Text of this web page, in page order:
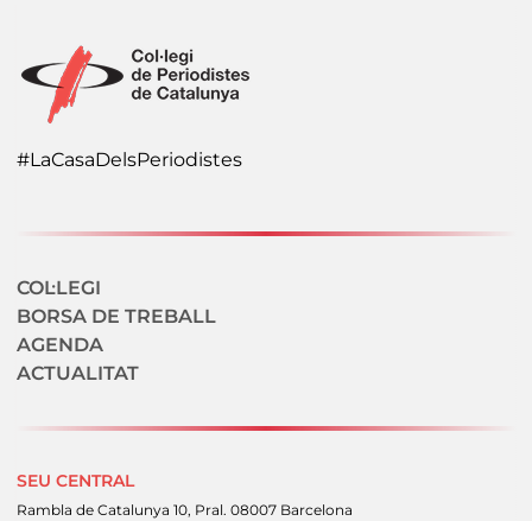
#LaCasaDelsPeriodistes
Navegació secundaria
COL·LEGI
BORSA DE TREBALL
AGENDA
ACTUALITAT
SEU CENTRAL
Rambla de Catalunya 10, Pral. 08007 Barcelona